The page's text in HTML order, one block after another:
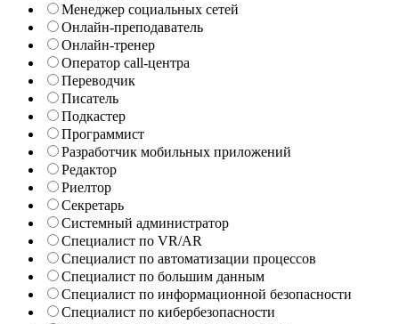
Менеджер социальных сетей
Онлайн-преподаватель
Онлайн-тренер
Оператор call-центра
Переводчик
Писатель
Подкастер
Программист
Разработчик мобильных приложений
Редактор
Риелтор
Секретарь
Системный администратор
Специалист по VR/AR
Специалист по автоматизации процессов
Специалист по большим данным
Специалист по информационной безопасности
Специалист по кибербезопасности